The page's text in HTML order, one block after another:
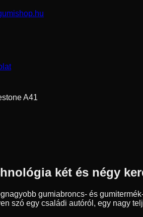
A41
két és négy
gumiabroncs- és
szó egy családi autóról, egy nagy